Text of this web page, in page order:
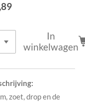
In
winkelwagen
zoet, drop en de